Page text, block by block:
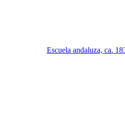
Escuela andaluza, ca.